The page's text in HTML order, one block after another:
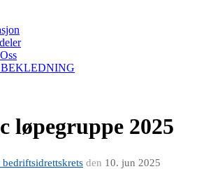
løpegruppe 2025
den 10. jun 2025